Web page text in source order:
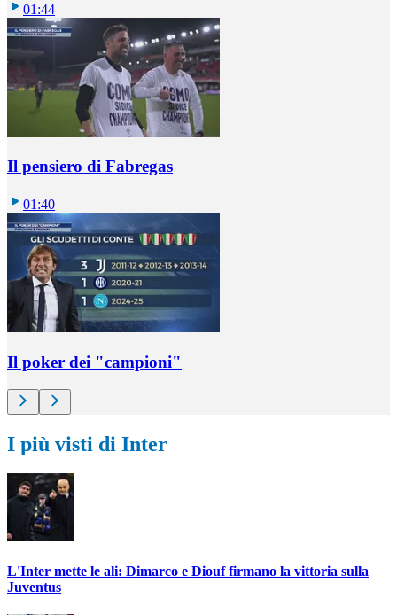
01:44
Il pensiero di Fabregas
01:40
Il poker dei "campioni"
I più visti di Inter
L'Inter mette le ali: Dimarco e Diouf firmano la vittoria sulla
Juventus